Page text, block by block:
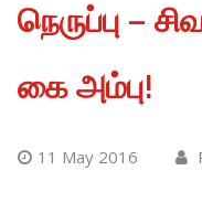
நெருப்பு –
கை அம்பு!
11 May 2016